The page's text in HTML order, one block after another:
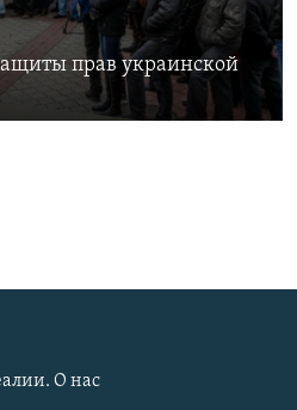
прав украинской
О нас